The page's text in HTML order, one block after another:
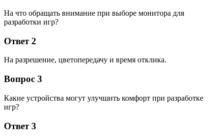
На что обращать внимание при выборе монитора для
разработки игр?
Ответ 2
На разрешение, цветопередачу и время отклика.
Вопрос 3
Какие устройства могут улучшить комфорт при разработке
игр?
Ответ 3